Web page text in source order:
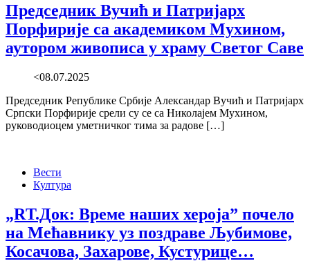
Председник Вучић и Патријарх
Порфирије са академиком Мухином,
аутором живописа у храму Светог Саве
<08.07.2025
Председник Републике Србије Александар Вучић и Патријарх
Српски Порфирије срели су се са Николајем Мухином,
руководиоцем уметничког тима за радове […]
Вести
Култура
„RТ.Док: Време наших хероја” почело
на Мећавнику уз поздраве Љубимове,
Косачова, Захарове, Кустурице…